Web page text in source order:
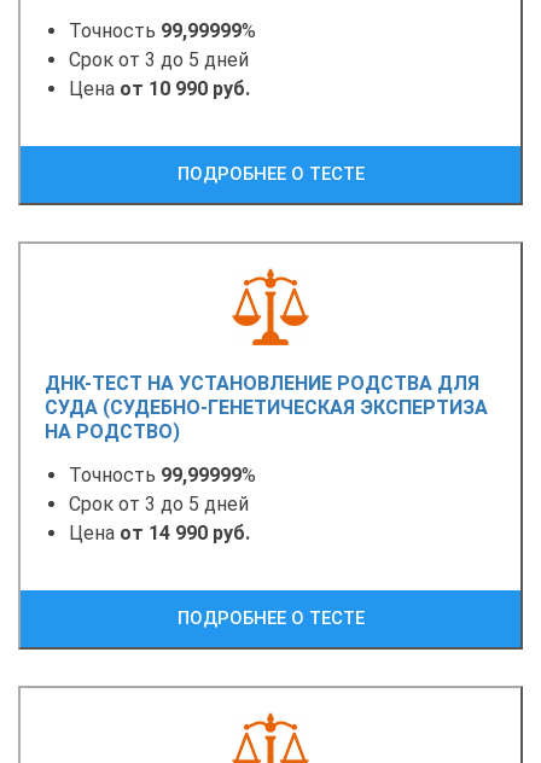
Точность 99,99999%
Срок от 3 до 5 дней
Цена от 10 990 руб.
ПОДРОБНЕЕ О ТЕСТЕ
ДНК-ТЕСТ НА УСТАНОВЛЕНИЕ РОДСТВА ДЛЯ
СУДА (СУДЕБНО-ГЕНЕТИЧЕСКАЯ ЭКСПЕРТИЗА
НА РОДСТВО)
Точность 99,99999%
Срок от 3 до 5 дней
Цена от 14 990 руб.
ПОДРОБНЕЕ О ТЕСТЕ